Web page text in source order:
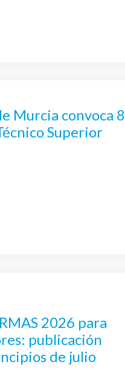
Murcia convoca 8
Superior
2026 para
publicación
de julio